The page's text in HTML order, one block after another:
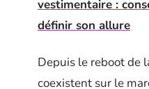
vestimentaire :
définir son allure
Depuis le reboot de
coexistent sur le